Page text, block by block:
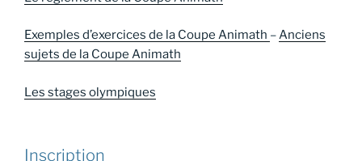
Exemples d’exercices de la Coupe Animath –Anciens
sujets de la Coupe Animath
Les stages olympiques
Inscription